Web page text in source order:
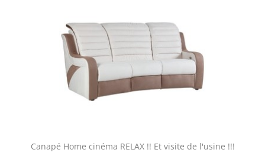
Canapé Home cinéma RELAX !! Et visite de l'usine !!!